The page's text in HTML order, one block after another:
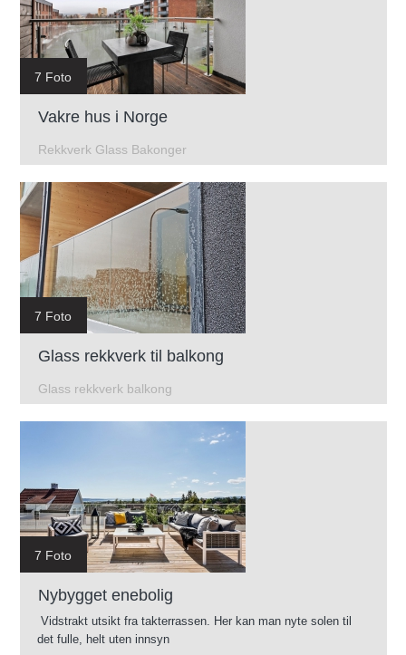
7 Foto
Vakre hus i Norge
Rekkverk Glass Bakonger
7 Foto
Glass rekkverk til balkong
Glass rekkverk balkong
7 Foto
Nybygget enebolig
Vidstrakt utsikt fra takterrassen. Her kan man nyte solen til
det fulle, helt uten innsyn